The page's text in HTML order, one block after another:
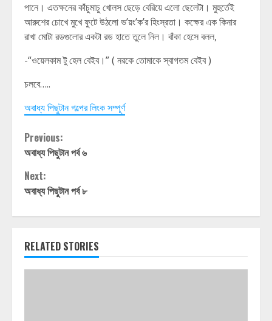
পানে। এতক্ষনের কাঁচুমাচু খোলস ছেড়ে বেরিয়ে এলো ছেলেটা। মুহুর্তেই
আরুশের চোখে মুখে ফুটে উঠলো ভ’য়ং’ক’র হিংস্রতা। কক্ষের এক কিনার
রাখা মোটা রডগুলোর একটা রড হাতে তুলে নিল। বাঁকা হেসে বলল,
-“ওয়েলকাম টু হেল বেইব।” ( নরকে তোমাকে স্বাগতম বেইব )
চলবে…..
অবাধ্য পিছুটান গল্পের লিংক সম্পূর্ণ
Continue
Reading
Previous:
অবাধ্য পিছুটান পর্ব ৬
Next:
অবাধ্য পিছুটান পর্ব ৮
RELATED STORIES